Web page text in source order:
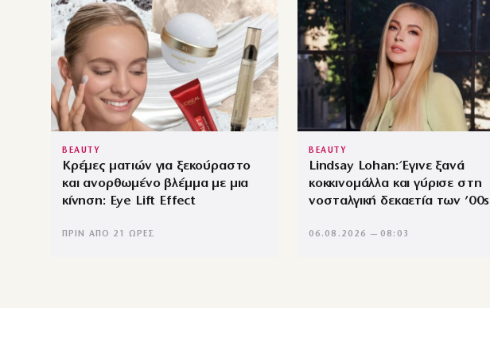
BEAUTY
Κρέμες ματιών για ξεκούραστο
και ανορθωμένο βλέμμα με μια
κίνηση: Eye Lift Effect
ΠΡΙΝ ΑΠΌ 21 ΏΡΕΣ
BEAUTY
Lindsay Lohan: Έγινε ξανά
κοκκινομάλλα και γύρισε στη
νοσταλγική δεκαετία των ’00s
06.08.2026 — 08:03